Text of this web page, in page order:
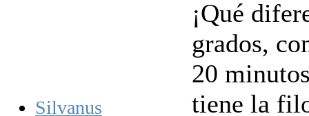
Silvanus
¡Qué
grados,
20
tiene la